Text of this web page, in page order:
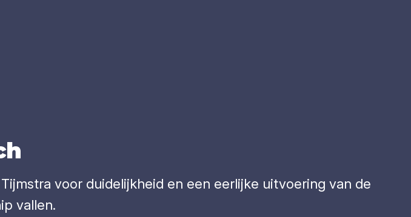
voor duidelijkheid en een eerlijke uitvoering van de
vallen.